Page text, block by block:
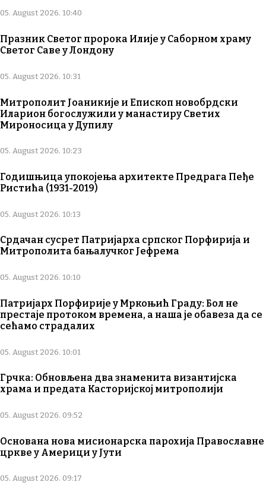
05. August 2026. 10:40
Празник Светог пророка Илије у Саборном храму
Светог Саве у Лондону
05. August 2026. 10:31
Митрополит Јоаникије и Епископ новобрдски
Иларион богослужили у манастиру Светих
Мироносица у Дупилу
05. August 2026. 10:23
Годишњица упокојења архитекте Предрага Пеђе
Ристића (1931-2019)
05. August 2026. 10:13
Срдачан сусрет Патријарха српског Порфирија и
Митрополита бањалучког Јефрема
05. August 2026. 10:10
Патријарх Порфирије у Мркоњић Граду: Бол не
престаје протоком времена, а наша је обавеза да се
сећамо страдалих
05. August 2026. 10:01
Грчка: Обновљена два знаменита византијска
храма и предата Касторијској митрополији
05. August 2026. 09:52
Основана нова мисионарска парохија Православне
цркве у Америци у Јути
05. August 2026. 09:17